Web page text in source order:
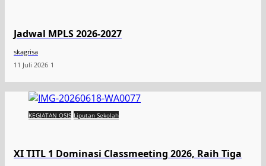
Jadwal MPLS 2026-2027
skagrisa
11 Juli 2026 1
KEGIATAN OSIS Liputan Sekolah
XI TITL 1 Dominasi Classmeeting 2026, Raih Tiga